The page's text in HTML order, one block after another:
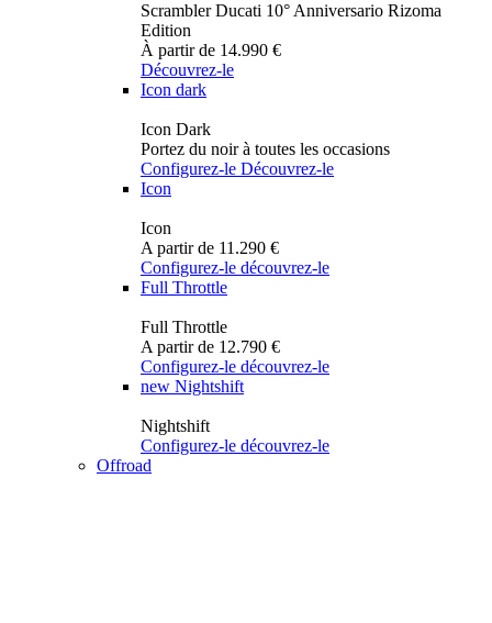
Scrambler Ducati 10° Anniversario Rizoma
Edition
À partir de 14.990 €
Découvrez-le
Icon dark
Icon Dark
Portez du noir à toutes les occasions
Configurez-le Découvrez-le
Icon
Icon
A partir de 11.290 €
Configurez-le découvrez-le
Full Throttle
Full Throttle
A partir de 12.790 €
Configurez-le découvrez-le
new Nightshift
Nightshift
Configurez-le découvrez-le
Offroad